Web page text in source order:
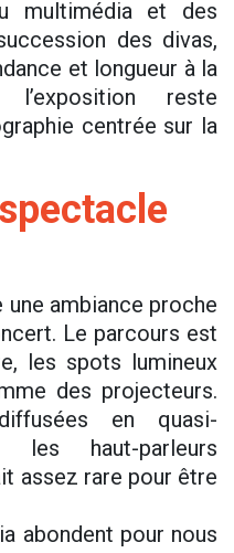
multimédia et des
des divas,
et longueur à la
l’exposition reste
centrée sur la
ambiance proche
Le parcours est
les spots lumineux
des projecteurs.
en quasi-
les haut-parleurs
assez rare pour être
abondent pour nous